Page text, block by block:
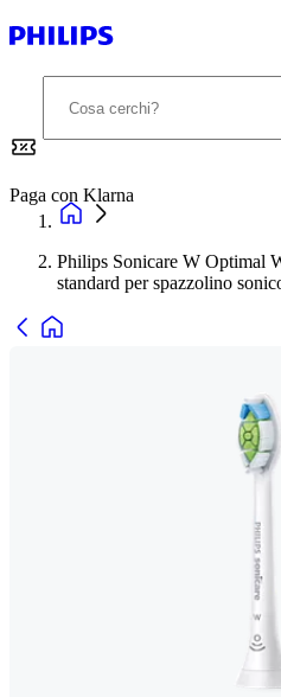
Paga con Klarna
Philips Sonicare W Optimal
standard per spazzolino